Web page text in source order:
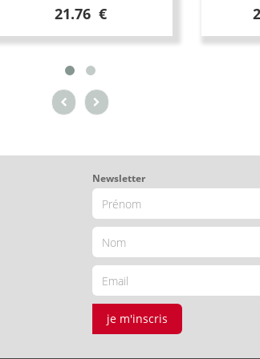
21.76 €
Newsletter
je m'inscris